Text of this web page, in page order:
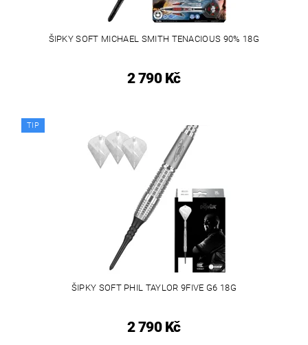
ŠIPKY SOFT MICHAEL SMITH TENACIOUS 90% 18G
2 790 Kč
TIP
ŠIPKY SOFT PHIL TAYLOR 9FIVE G6 18G
2 790 Kč